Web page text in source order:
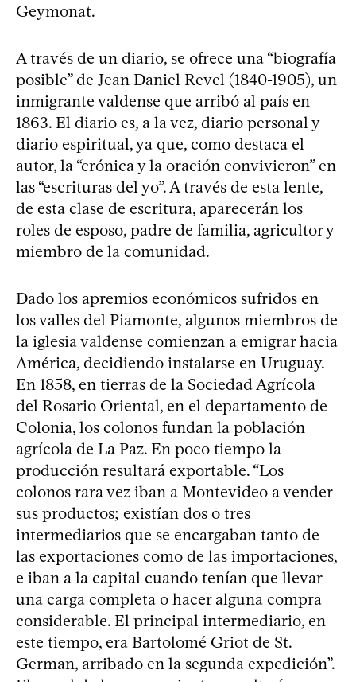
Geymonat.
A través de un diario, se ofrece una “biografía
posible” de Jean Daniel Revel (1840-1905), un
inmigrante valdense que arribó al país en
1863. El diario es, a la vez, diario personal y
diario espiritual, ya que, como destaca el
autor, la “crónica y la oración convivieron” en
las “escrituras del yo”. A través de esta lente,
de esta clase de escritura, aparecerán los
roles de esposo, padre de familia, agricultor y
miembro de la comunidad.
Dado los apremios económicos sufridos en
los valles del Piamonte, algunos miembros de
la iglesia valdense comienzan a emigrar hacia
América, decidiendo instalarse en Uruguay.
En 1858, en tierras de la Sociedad Agrícola
del Rosario Oriental, en el departamento de
Colonia, los colonos fundan la población
agrícola de La Paz. En poco tiempo la
producción resultará exportable. “Los
colonos rara vez iban a Montevideo a vender
sus productos; existían dos o tres
intermediarios que se encargaban tanto de
las exportaciones como de las importaciones,
e iban a la capital cuando tenían que llevar
una carga completa o hacer alguna compra
considerable. El principal intermediario, en
este tiempo, era Bartolomé Griot de St.
German, arribado en la segunda expedición”.